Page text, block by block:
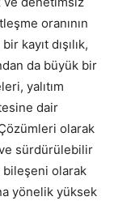
oranının
kayıt dışılık,
da büyük bir
yalıtım
dair
olarak
ve sürdürülebilir
olarak
yönelik yüksek